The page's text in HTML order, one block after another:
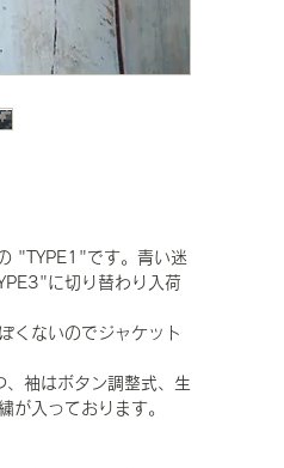
"TYPE1"です。青い迷
に切り替わり入荷
くないのでジャケット
袖はボタン調整式、生
が入っております。